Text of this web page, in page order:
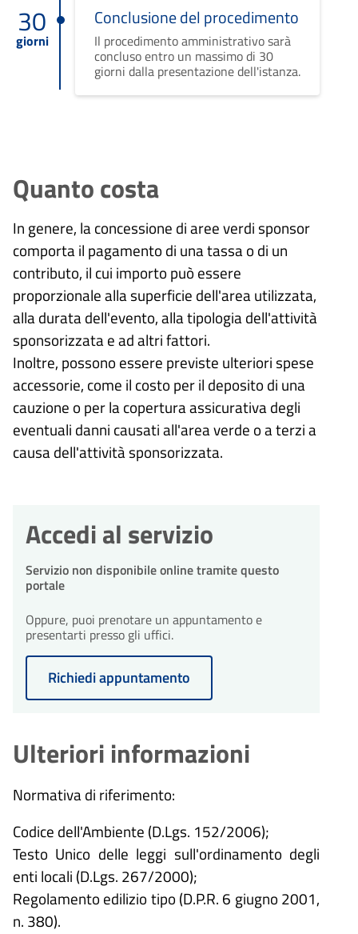
30
giorni
Conclusione del procedimento
Il procedimento amministrativo sarà
concluso entro un massimo di 30
giorni dalla presentazione dell'istanza.
Quanto costa
In genere, la concessione di aree verdi sponsor
comporta il pagamento di una tassa o di un
contributo, il cui importo può essere
proporzionale alla superficie dell'area utilizzata,
alla durata dell'evento, alla tipologia dell'attività
sponsorizzata e ad altri fattori.
Inoltre, possono essere previste ulteriori spese
accessorie, come il costo per il deposito di una
cauzione o per la copertura assicurativa degli
eventuali danni causati all'area verde o a terzi a
causa dell'attività sponsorizzata.
Accedi al servizio
Servizio non disponibile online tramite questo
portale
Oppure, puoi prenotare un appuntamento e
presentarti presso gli uffici.
Richiedi appuntamento
Ulteriori informazioni
Normativa di riferimento:
Codice dell'Ambiente (D.Lgs. 152/2006);
Testo Unico delle leggi sull'ordinamento degli
enti locali (D.Lgs. 267/2000);
Regolamento edilizio tipo (D.P.R. 6 giugno 2001,
n. 380).